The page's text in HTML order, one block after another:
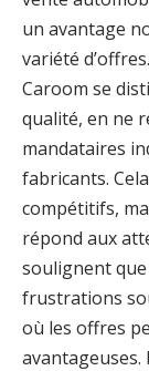
un avantage
variété
Caroom se
qualité, en ne
mandataires
fabricants.
compétitifs,
répond aux
soulignent
frustrations
où les offres
avantageuses.